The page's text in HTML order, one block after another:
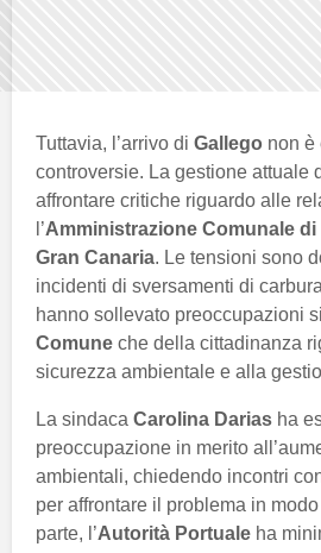
Tuttavia, l’arrivo di Gallego non è
controversie. La gestione attuale
affrontare critiche riguardo alle
l’Amministrazione Comunale di
Gran Canaria. Le tensioni sono
incidenti di sversamenti di
hanno sollevato preoccupazioni
Comune che della cittadinanza
sicurezza ambientale e alla
La sindaca Carolina Darias ha
preoccupazione in merito
ambientali, chiedendo incontri
per affrontare il problema in
parte, l’Autorità Portuale ha